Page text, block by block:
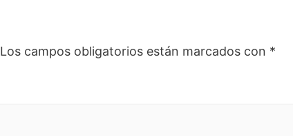
Los campos obligatorios están marcados con *